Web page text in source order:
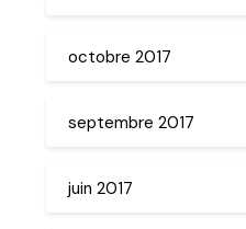
octobre 2017
septembre 2017
juin 2017